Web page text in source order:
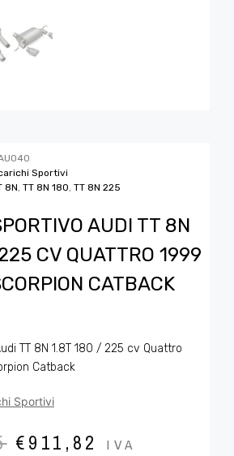
Sportivi
8N, TT 8N 180, TT 8N 225
AUDI TT 8N
CV QUATTRO 1999
CATBACK
TT 8N 1.8T 180 / 225 cv Quattro
Catback
Sportivi
€911,82
IVA